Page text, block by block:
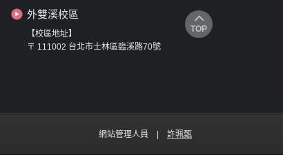
外雙溪校區
【校區地址】
〒 111002 台北市士林區臨溪路70號
TOP
網站管理人員 | 許珮甄